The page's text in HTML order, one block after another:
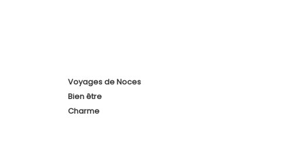
Voyages de Noces
Bien être
Charme